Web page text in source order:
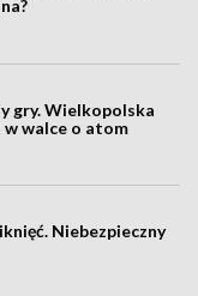
gry. Wielkopolska
w walce o atom
Niebezpieczny